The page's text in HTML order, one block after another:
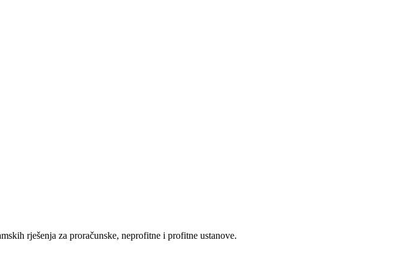
rješenja za proračunske, neprofitne i profitne ustanove.